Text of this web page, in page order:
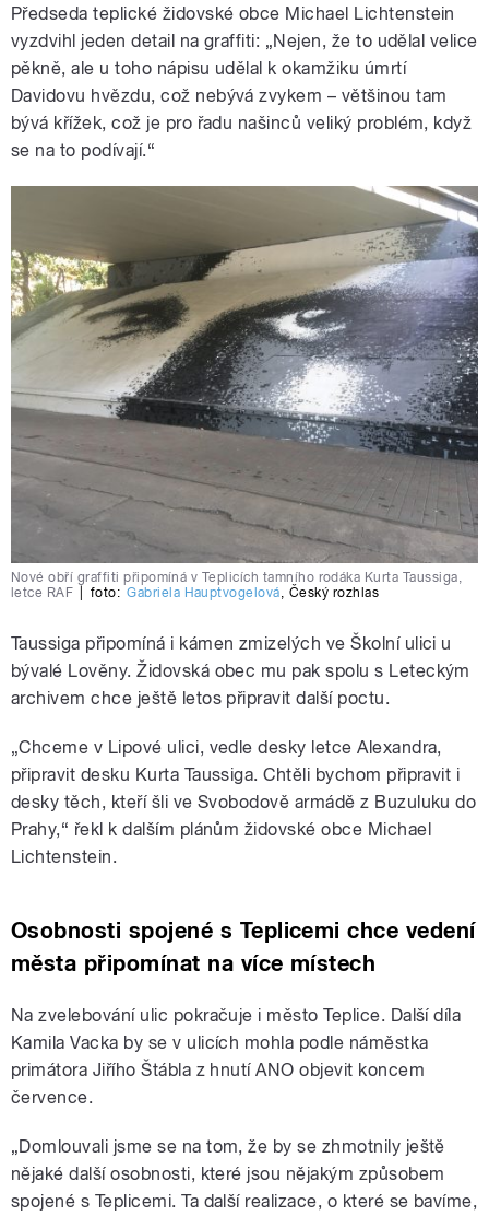
Předseda teplické židovské obce Michael Lichtenstein
vyzdvihl jeden detail na graffiti: „Nejen, že to udělal velice
pěkně, ale u toho nápisu udělal k okamžiku úmrtí
Davidovu hvězdu, což nebývá zvykem – většinou tam
bývá křížek, což je pro řadu našinců veliký problém, když
se na to podívají.“
Nové obří graffiti připomíná v Teplicích tamního rodáka Kurta Taussiga,
letce RAF
foto: Gabriela Hauptvogelová, Český rozhlas
Taussiga připomíná i kámen zmizelých ve Školní ulici u
bývalé Lověny. Židovská obec mu pak spolu s Leteckým
archivem chce ještě letos připravit další poctu.
„Chceme v Lipové ulici, vedle desky letce Alexandra,
připravit desku Kurta Taussiga. Chtěli bychom připravit i
desky těch, kteří šli ve Svobodově armádě z Buzuluku do
Prahy,“ řekl k dalším plánům židovské obce Michael
Lichtenstein.
Osobnosti spojené s Teplicemi chce vedení
města připomínat na více místech
Na zvelebování ulic pokračuje i město Teplice. Další díla
Kamila Vacka by se v ulicích mohla podle náměstka
primátora Jiřího Štábla z hnutí ANO objevit koncem
července.
„Domlouvali jsme se na tom, že by se zhmotnily ještě
nějaké další osobnosti, které jsou nějakým způsobem
spojené s Teplicemi. Ta další realizace, o které se bavíme,